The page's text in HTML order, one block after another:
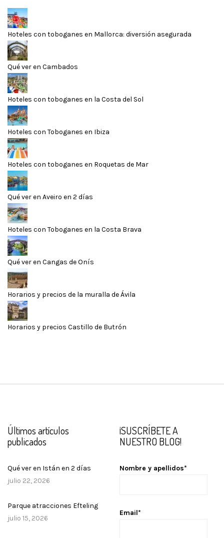
Hoteles con toboganes en Mallorca: diversión asegurada
Qué ver en Cambados
Hoteles con toboganes en la Costa del Sol
Hoteles con Toboganes en Ibiza
Hoteles con toboganes en Roquetas de Mar
Qué ver en Aveiro en 2 días
Hoteles con Toboganes en la Costa Brava
Qué ver en Cangas de Onís
Horarios y precios de la muralla de Ávila
Horarios y precios Castillo de Butrón
Últimos artículos
publicados
Qué ver en Istán en 2 días
julio 22, 2026
Parque atracciones Efteling
julio 15, 2026
¡SUSCRÍBETE A
NUESTRO BLOG!
Nombre y apellidos*
Email*